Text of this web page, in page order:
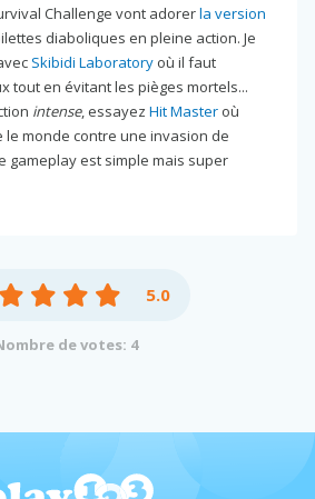
Challenge vont adorerla version
diaboliques en pleine action. Je
Skibidi Laboratory où il faut
tout en évitant les pièges mortels...
intense, essayez Hit Master où
monde contre une invasion de
gameplay est simple mais super
5.0
de votes: 4